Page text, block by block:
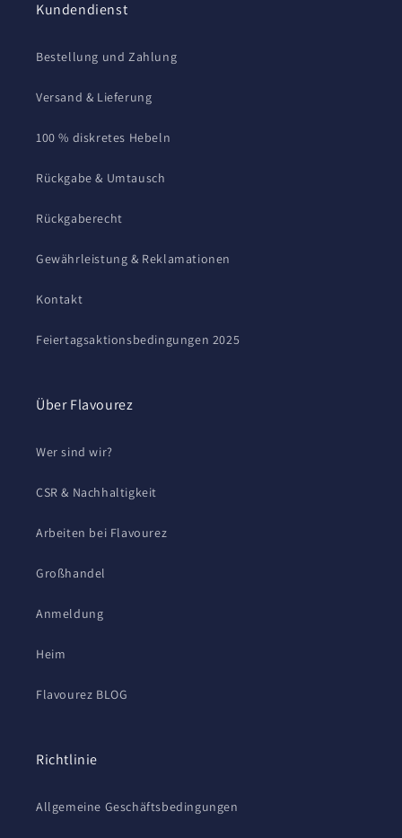
Kundendienst
Bestellung und Zahlung
Versand & Lieferung
100 % diskretes Hebeln
Rückgabe & Umtausch
Rückgaberecht
Gewährleistung & Reklamationen
Kontakt
Feiertagsaktionsbedingungen 2025
Über Flavourez
Wer sind wir?
CSR & Nachhaltigkeit
Arbeiten bei Flavourez
Großhandel
Anmeldung
Heim
Flavourez BLOG
Richtlinie
Allgemeine Geschäftsbedingungen